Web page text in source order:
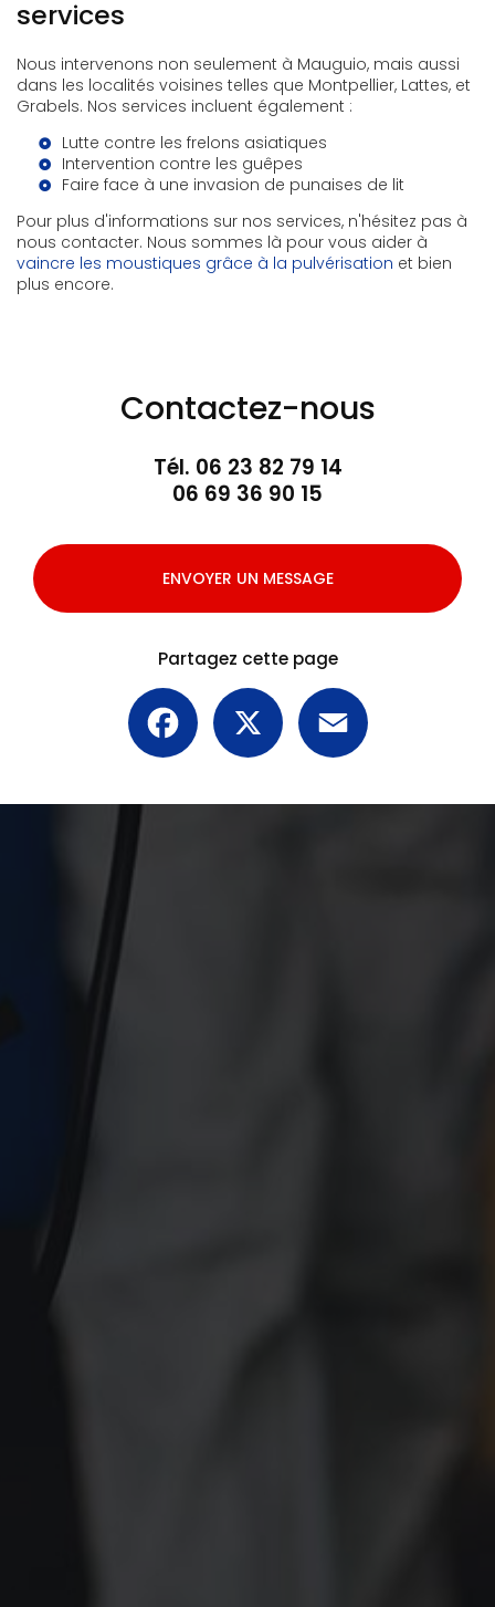
services
Nous intervenons non seulement à Mauguio, mais aussi
dans les localités voisines telles que Montpellier, Lattes, et
Grabels. Nos services incluent également :
Lutte contre les frelons asiatiques
Intervention contre les guêpes
Faire face à une invasion de punaises de lit
Pour plus d'informations sur nos services, n'hésitez pas à
nous contacter. Nous sommes là pour vous aider à
vaincre les moustiques grâce à la pulvérisation et bien
plus encore.
Contactez-nous
Tél. 06 23 82 79 14
06 69 36 90 15
ENVOYER UN MESSAGE
Partagez cette page
Facebook